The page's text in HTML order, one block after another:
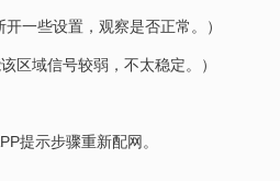
一些设置，观察是否正常。）
区域信号较弱，不太稳定。）
提示步骤重新配网。